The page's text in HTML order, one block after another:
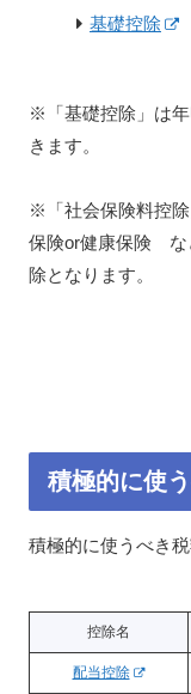
基礎控除
※「基礎控除」は
きます。
※「社会保険料控
保険or健康保険 な
除となります。
積極的に使
積極的に使うべき
控除名
配当控除